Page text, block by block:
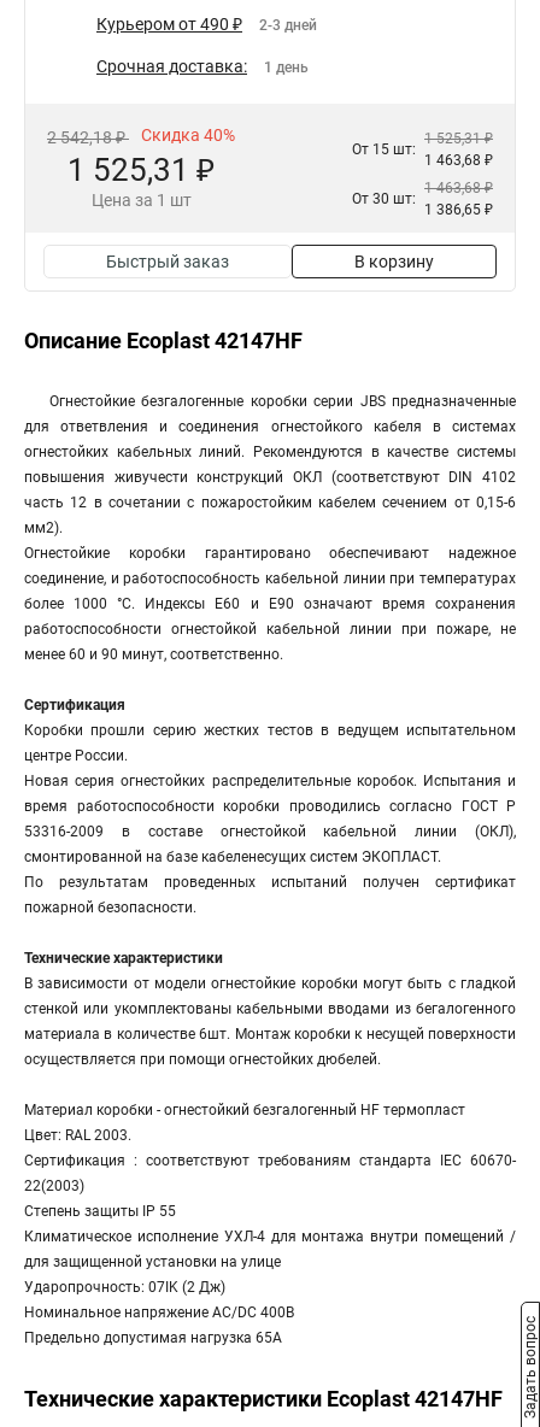
Курьером от 490 ₽ 2-3 дней
Срочная доставка: 1 день
2 542,18 ₽ Скидка 40%
1 525,31 ₽
Цена за 1 шт
От 15 шт:
1 525,31 ₽
1 463,68 ₽
От 30 шт:
1 463,68 ₽
1 386,65 ₽
Быстрый заказ В корзину
Описание Ecoplast 42147HF
Огнестойкие безгалогенные коробки серии JBS предназначенные
для ответвления и соединения огнестойкого кабеля в системах
огнестойких кабельных линий. Рекомендуются в качестве системы
повышения живучести конструкций ОКЛ (соответствуют DIN 4102
часть 12 в сочетании с пожаростойким кабелем сечением от 0,15-6
мм2).
Огнестойкие коробки гарантировано обеспечивают надежное
соединение, и работоспособность кабельной линии при температурах
более 1000 °С. Индексы Е60 и E90 означают время сохранения
работоспособности огнестойкой кабельной линии при пожаре, не
менее 60 и 90 минут, соответственно.
Сертификация
Коробки прошли серию жестких тестов в ведущем испытательном
центре России.
Новая серия огнестойких распределительные коробок. Испытания и
время работоспособности коробки проводились согласно ГОСТ Р
53316-2009 в составе огнестойкой кабельной линии (ОКЛ),
смонтированной на базе кабеленесущих систем ЭКОПЛАСТ.
По результатам проведенных испытаний получен сертификат
пожарной безопасности.
Технические характеристики
В зависимости от модели огнестойкие коробки могут быть с гладкой
стенкой или укомплектованы кабельными вводами из бегалогенного
материала в количестве 6шт. Монтаж коробки к несущей поверхности
осуществляется при помощи огнестойких дюбелей.
Материал коробки - огнестойкий безгалогенный HF термопласт
Цвет: RAL 2003.
Сертификация : соответствуют требованиям стандарта IEC 60670-
22(2003)
Степень защиты IP 55
Климатическое исполнение УХЛ-4 для монтажа внутри помещений /
для защищенной установки на улице
Ударопрочность: 07IK (2 Дж)
Номинальное напряжение AC/DC 400В
Предельно допустимая нагрузка 65A
Технические характеристики Ecoplast 42147HF Задать вопрос